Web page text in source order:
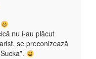
nu i-au plăcut
se preconizează